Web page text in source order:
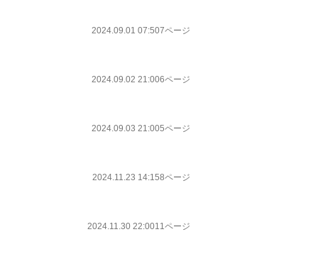
2024.09.01 07:507ページ
2024.09.02 21:006ページ
2024.09.03 21:005ページ
2024.11.23 14:158ページ
2024.11.30 22:0011ページ